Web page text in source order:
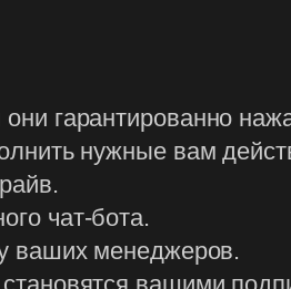
гарантированно
нужные вам
чат-бота.
ваших менеджеров.